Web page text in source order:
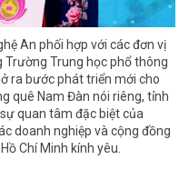
An phối hợp với các đơn vị
Trường Trung học phổ thông
ra bước phát triển mới cho
quê Nam Đàn nói riêng, tỉnh
quan tâm đặc biệt của
doanh nghiệp và cộng đồng
Chí Minh kính yêu.